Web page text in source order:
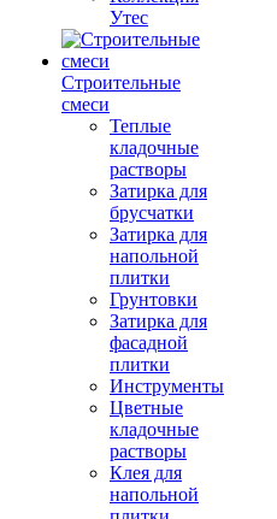
Утес
Строительные
смеси
Теплые
кладочные
растворы
Затирка для
брусчатки
Затирка для
напольной
плитки
Грунтовки
Затирка для
фасадной
плитки
Инструменты
Цветные
кладочные
растворы
Клея для
напольной